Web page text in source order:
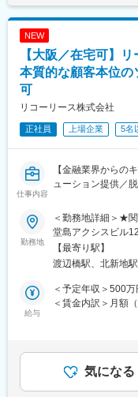
・楽天ペイメント
・フレックスタイ
※一部ポジションは
変更の範囲：会社の
サルティング業務
を段階的に広げて
・退職給付会計計
・退職給付制度設
説明及び相談応対等
・その他新規コン
■組織について
約30名（20代～60
用、エンジニアな
ています。
チームは2つあり
ムの方にも相談し
お客様の主担当と
ネジメントや教育
NEW
【大阪／在宅可】
本質的な顧客本位の
可
リコーリース株式会社
正社員 上場企業 5名
仕事内容
【金融業界からの
ューション提供／
当社はリコー製品
スに加え、ローン
ーションを取り扱
リース会社は主に
し出し、顧客は大
ます。リース期間
買い取りを選択で
新規顧客の獲得や
■業務内容
営業担当として各
勤務地
＜勤務地詳細＞★
堂島アクシスビル
受動喫煙対策：屋
（リモートワーク
【最寄り駅】
渡辺橋駅、北新地
給与
＜予定年収＞500
＜賃金内訳＞月額
気になる